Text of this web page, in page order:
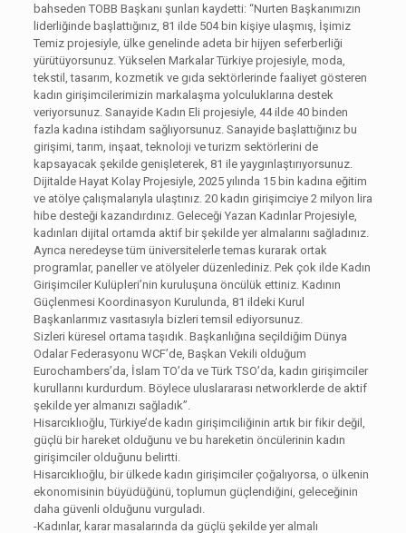
bahseden TOBB Başkanı şunları kaydetti: “Nurten Başkanımızın
liderliğinde başlattığınız, 81 ilde 504 bin kişiye ulaşmış, İşimiz
Temiz projesiyle, ülke genelinde adeta bir hijyen seferberliği
yürütüyorsunuz. Yükselen Markalar Türkiye projesiyle, moda,
tekstil, tasarım, kozmetik ve gıda sektörlerinde faaliyet gösteren
kadın girişimcilerimizin markalaşma yolculuklarına destek
veriyorsunuz. Sanayide Kadın Eli projesiyle, 44 ilde 40 binden
fazla kadına istihdam sağlıyorsunuz. Sanayide başlattığınız bu
girişimi, tarım, inşaat, teknoloji ve turizm sektörlerini de
kapsayacak şekilde genişleterek, 81 ile yaygınlaştırıyorsunuz.
Dijitalde Hayat Kolay Projesiyle, 2025 yılında 15 bin kadına eğitim
ve atölye çalışmalarıyla ulaştınız. 20 kadın girişimciye 2 milyon lira
hibe desteği kazandırdınız. Geleceği Yazan Kadınlar Projesiyle,
kadınları dijital ortamda aktif bir şekilde yer almalarını sağladınız.
Ayrıca neredeyse tüm üniversitelerle temas kurarak ortak
programlar, paneller ve atölyeler düzenlediniz. Pek çok ilde Kadın
Girişimciler Kulüpleri’nin kuruluşuna öncülük ettiniz. Kadının
Güçlenmesi Koordinasyon Kurulunda, 81 ildeki Kurul
Başkanlarımız vasıtasıyla bizleri temsil ediyorsunuz.
Sizleri küresel ortama taşıdık. Başkanlığına seçildiğim Dünya
Odalar Federasyonu WCF’de, Başkan Vekili olduğum
Eurochambers’da, İslam TO’da ve Türk TSO’da, kadın girişimciler
kurullarını kurdurdum. Böylece uluslararası networklerde de aktif
şekilde yer almanızı sağladık”.
Hisarcıklıoğlu, Türkiye’de kadın girişimciliğinin artık bir fikir değil,
güçlü bir hareket olduğunu ve bu hareketin öncülerinin kadın
girişimciler olduğunu belirtti.
Hisarcıklıoğlu, bir ülkede kadın girişimciler çoğalıyorsa, o ülkenin
ekonomisinin büyüdüğünü, toplumun güçlendiğini, geleceğinin
daha güvenli olduğunu vurguladı.
-Kadınlar, karar masalarında da güçlü şekilde yer almalı